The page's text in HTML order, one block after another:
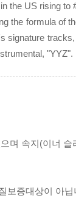
the US rising
the formula of
signature
"YYZ".
며 속지(이너
보증대상이 아닙